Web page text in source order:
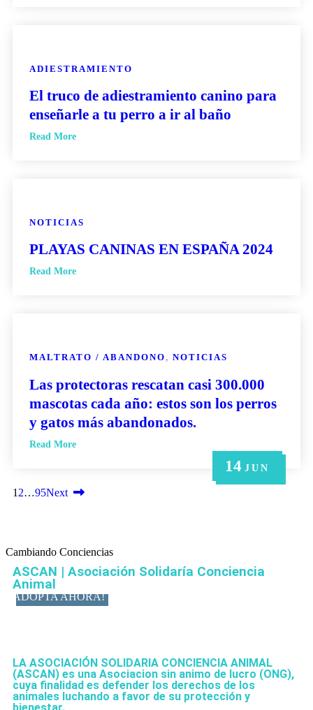
14 JUN
6 MAY
6 MAY
ADIESTRAMIENTO
El truco de adiestramiento canino para
enseñarle a tu perro a ir al baño
Read More
21 JUN
NOTICIAS
PLAYAS CANINAS EN ESPAÑA 2024
Read More
14 JUN
MALTRATO / ABANDONO, NOTICIAS
Las protectoras rescatan casi 300.000
mascotas cada año: estos son los perros
y gatos más abandonados.
Read More
1 2…95Next
Cambiando Conciencias
ASCAN | Asociación Solidaría Conciencia
Animal
ADOPTA AHORA!
LA ASOCIACIÓN SOLIDARIA CONCIENCIA ANIMAL
(ASCAN) es una Asociacion sin animo de lucro (ONG),
cuya finalidad es defender los derechos de los
animales luchando a favor de su protección y